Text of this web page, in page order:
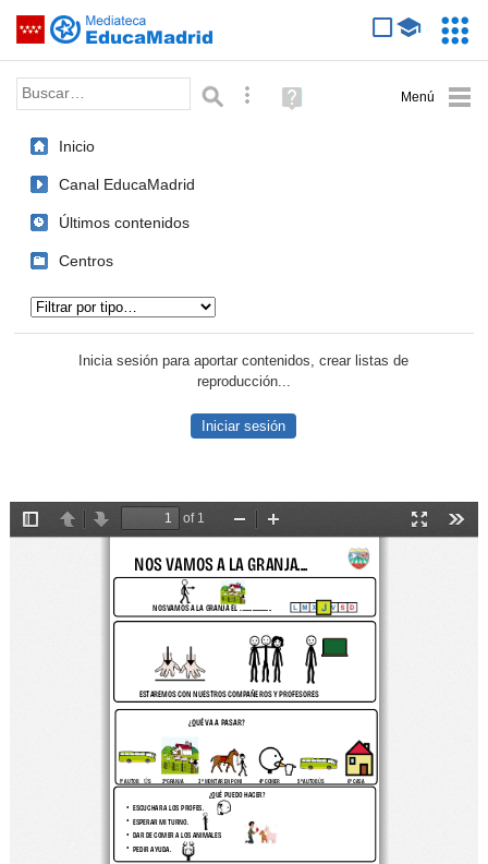
Saltar navegación
Palabra o frase: Búsqueda avanzada
Ayuda
(en
Inicio
Canal EducaMadrid
Últimos contenidos
Centros
Inicia sesión para aportar contenidos, crear listas de
reproducción...
Iniciar sesión